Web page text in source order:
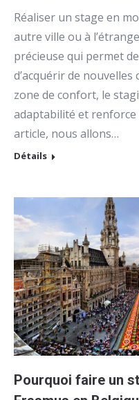
Réaliser un stage en
autre ville ou à
précieuse qui permet
d’acquérir de
zone de confort, le
adaptabilité et renforce
article, nous allons…
Détails
Pourquoi faire un